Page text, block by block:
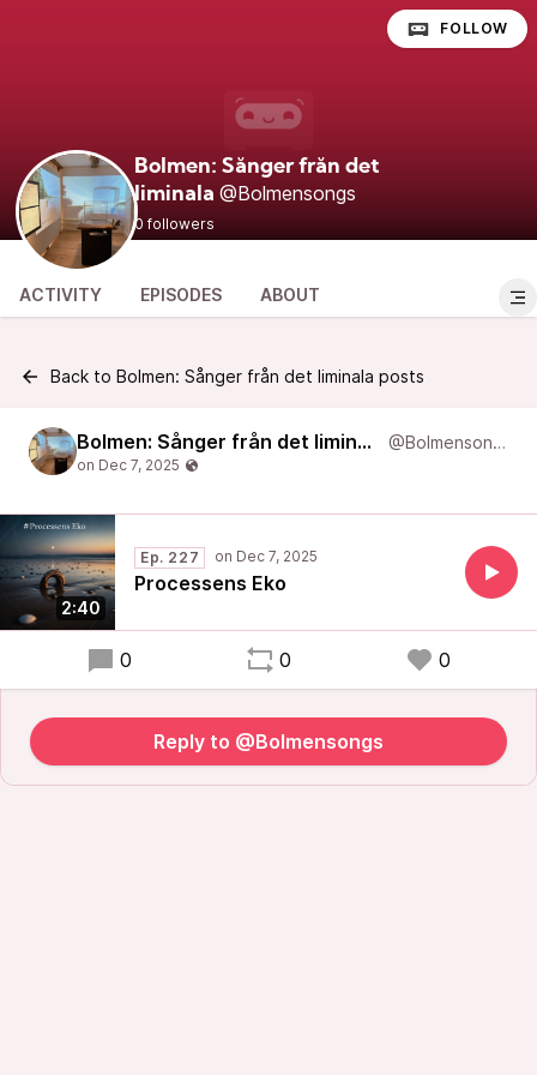
Bolmen: Sånger från det
liminala @Bolmensongs
0 followers
FOLLOW
ACTIVITY EPISODES ABOUT
Back to Bolmen: Sånger från det liminala posts
Bolmen: Sånger från det liminala @Bolmensongs
2:40
Ep. 227
Processens Eko
0 0 0
Reply to @Bolmensongs